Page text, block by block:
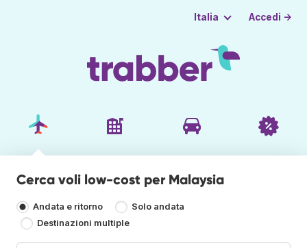
Italia Accedi →
Cerca voli low-cost per Malaysia
Andata e ritorno
Solo andata
Destinazioni multiple